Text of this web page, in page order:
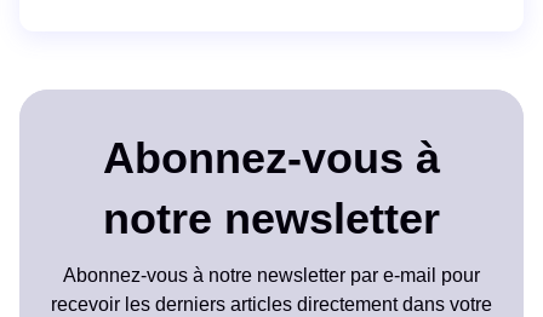
Abonnez-vous à
notre newsletter
Abonnez-vous à notre newsletter par e-mail pour
recevoir les derniers articles directement dans votre